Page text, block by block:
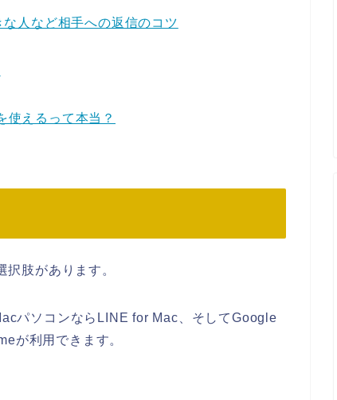
人など相手への返信のコツ
使えるって本当？
肢があります。
パソコンならLINE for Mac、そしてGoogle
が利用できます。